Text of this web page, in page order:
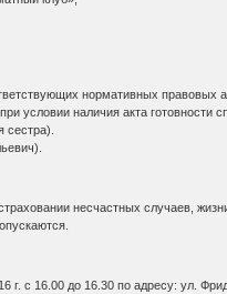
нормативных правовых
условии наличия акта
несчастных случаев,
г. с 16.00 до 16.30 по адресу: ул.